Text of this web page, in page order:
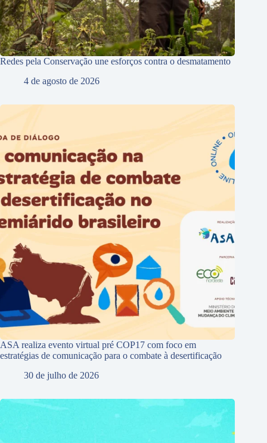
Redes pela Conservação une esforços contra o desmatamento
4 de agosto de 2026
ASA realiza evento virtual pré COP17 com foco em
estratégias de comunicação para o combate à desertificação
30 de julho de 2026